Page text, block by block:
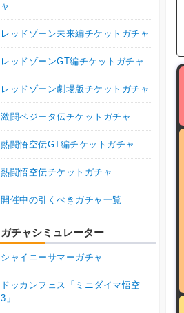
ャ
レッドゾーン未来編チケットガチャ
レッドゾーンGT編チケットガチャ
レッドゾーン劇場版チケットガチャ
激闘ベジータ伝チケットガチャ
熱闘悟空伝GT編チケットガチャ
熱闘悟空伝チケットガチャ
開催中の引くべきガチャ一覧
ガチャシミュレーター
シャイニーサマーガチャ
ドッカンフェス「ミニダイマ悟空
3」